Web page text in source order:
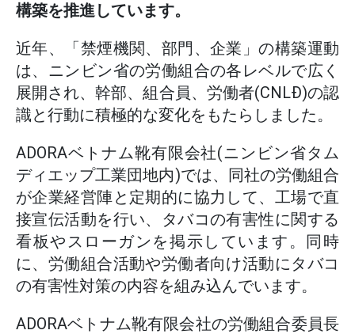
構築を推進しています。
近年、「禁煙機関、部門、企業」の構築運動
は、ニンビン省の労働組合の各レベルで広く
展開され、幹部、組合員、労働者(CNLĐ)の認
識と行動に積極的な変化をもたらしました。
ADORAベトナム靴有限会社(ニンビン省タム
ディエップ工業団地内)では、同社の労働組合
が企業経営陣と定期的に協力して、工場で直
接宣伝活動を行い、タバコの有害性に関する
看板やスローガンを掲示しています。同時
に、労働組合活動や労働者向け活動にタバコ
の有害性対策の内容を組み込んでいます。
ADORAベトナム靴有限会社の労働組合委員長